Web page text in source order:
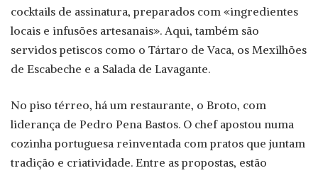
cocktails de assinatura, preparados com «ingredientes
locais e infusões artesanais». Aqui, também são
servidos petiscos como o Tártaro de Vaca, os Mexilhões
de Escabeche e a Salada de Lavagante.
No piso térreo, há um restaurante, o Broto, com
liderança de Pedro Pena Bastos. O chef apostou numa
cozinha portuguesa reinventada com pratos que juntam
tradição e criatividade. Entre as propostas, estão